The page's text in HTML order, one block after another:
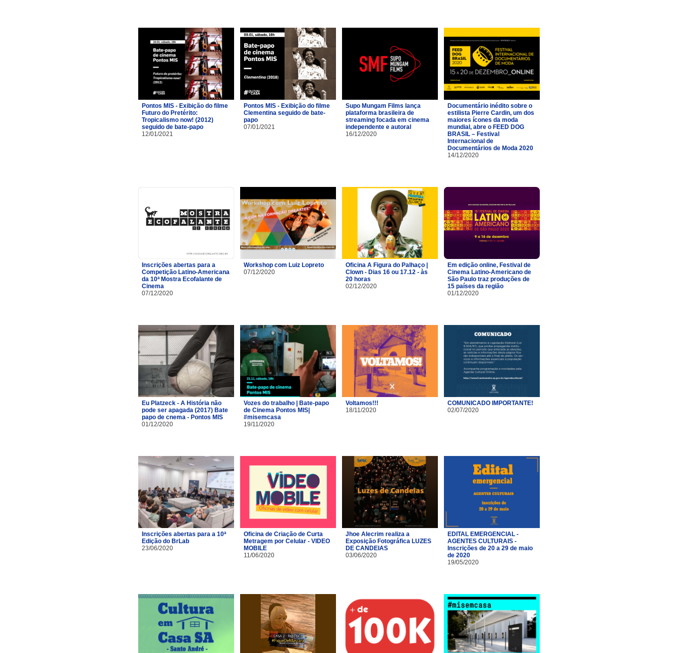
Pontos MIS - Exibição do filme
Futuro do Pretérito:
Tropicalismo now! (2012)
seguido de bate-papo
12/01/2021
Pontos MIS - Exibição do filme
Clementina seguido de bate-
papo
07/01/2021
Supo Mungam Films lança
plataforma brasileira de
streaming focada em cinema
independente e autoral
16/12/2020
Documentário inédito sobre o
estilista Pierre Cardin, um dos
maiores ícones da moda
mundial, abre o FEED DOG
BRASIL – Festival
Internacional de
Documentários de Moda 2020
14/12/2020
Inscrições abertas para a
Competição Latino-Americana
da 10ª Mostra Ecofalante de
Cinema
07/12/2020
Workshop com Luiz Lopreto
07/12/2020
Oficina A Figura do Palhaço |
Clown - Dias 16 ou 17.12 - às
20 horas
02/12/2020
Em edição online, Festival de
Cinema Latino-Americano de
São Paulo traz produções de
15 países da região
01/12/2020
Eu Platzeck - A História não
pode ser apagada (2017) Bate
papo de cnema - Pontos MIS
01/12/2020
Vozes do trabalho | Bate-papo
de Cinema Pontos MIS|
#misemcasa
19/11/2020
Voltamos!!!
18/11/2020
COMUNICADO IMPORTANTE!
02/07/2020
Inscrições abertas para a 10ª
Edição do BrLab
23/06/2020
Oficina de Criação de Curta
Metragem por Celular - VIDEO
MOBILE
11/06/2020
Jhoe Alecrim realiza a
Exposição Fotográfica LUZES
DE CANDEIAS
03/06/2020
EDITAL EMERGENCIAL -
AGENTES CULTURAIS -
Inscrições de 20 a 29 de maio
de 2020
19/05/2020